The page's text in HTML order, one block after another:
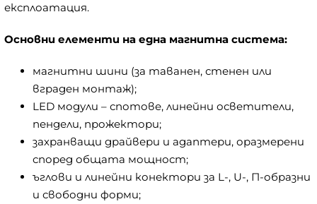
експлоатация.
Основни елементи на една магнитна система:
магнитни шини (за таванен, стенен или
вграден монтаж);
LED модули – спотове, линейни осветители,
пендели, прожектори;
захранващи драйвери и адаптери, оразмерени
според общата мощност;
ъглови и линейни конектори за L-, U-, П-образни
и свободни форми;